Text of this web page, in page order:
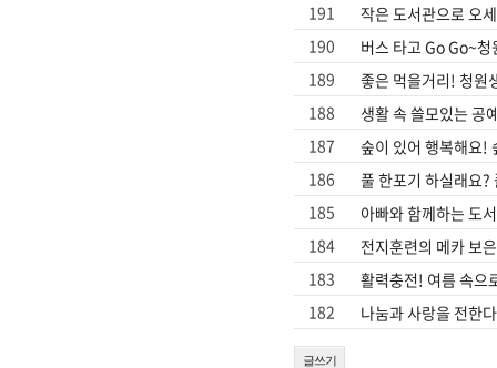
191
작은 도서관으로 오
190
버스 타고 Go Go~
189
좋은 먹을거리! 청원
188
생활 속 쓸모있는 공
187
숲이 있어 행복해요!
186
풀 한포기 하실래요?
185
아빠와 함께하는 도
184
전지훈련의 메카 보
183
활력충전! 여름 속으
182
나눔과 사랑을 전한
글쓰기